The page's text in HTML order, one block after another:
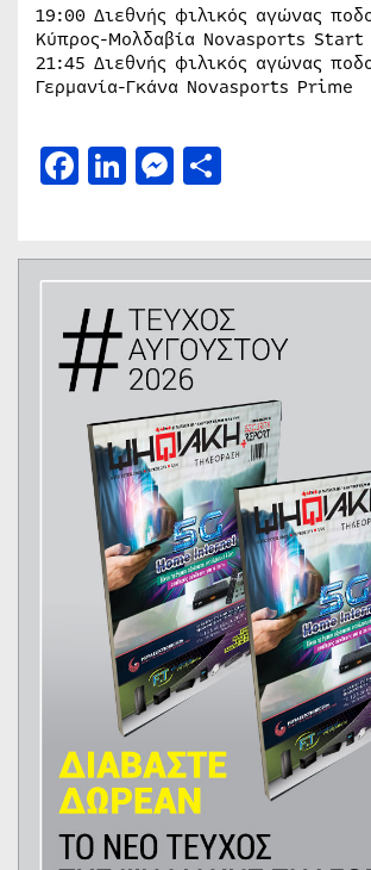
19:00 Διεθνής φιλικός αγώνας
Κύπρος-Μολδαβία Novasports Start
21:45 Διεθνής φιλικός αγώνας
Γερμανία-Γκάνα Novasports Prime
Facebook
LinkedIn
Messenger